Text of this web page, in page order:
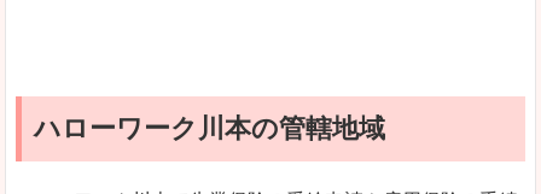
ハローワーク川本の管轄地域